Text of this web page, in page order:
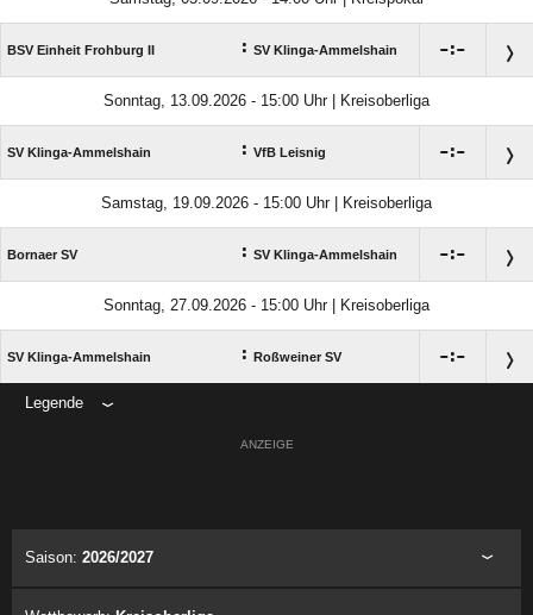
BSV Einheit Frohburg II : SV Klinga-Ammelshain :
Sonntag, 13.09.2026 - 15:00 Uhr | Kreisoberliga
SV Klinga-Ammelshain : VfB Leisnig :
Samstag, 19.09.2026 - 15:00 Uhr | Kreisoberliga
Bornaer SV : SV Klinga-Ammelshain :
Sonntag, 27.09.2026 - 15:00 Uhr | Kreisoberliga
SV Klinga-Ammelshain : Roßweiner SV :
Legende
ANZEIGE
Saison: 2026/2027